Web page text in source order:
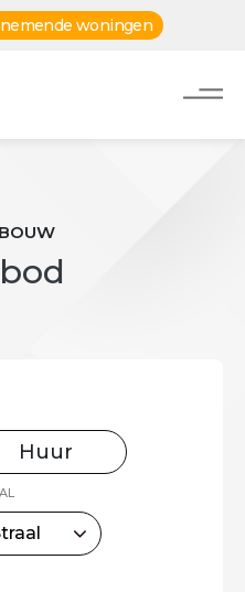
woningen
Huur